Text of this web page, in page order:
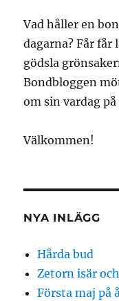
Vad håller en
dagarna? Får får
gödsla
Bondbloggen
om sin vardag
Välkommen!
NYA INLÄGG
Hårda bud
Zetorn isär
Första maj på